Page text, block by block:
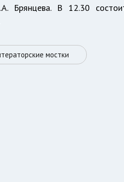
Брянцева. В 12.30
мостки